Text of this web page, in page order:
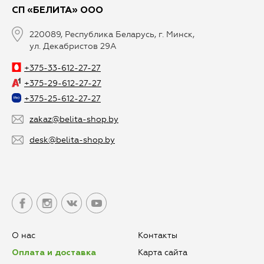
От 3 до 15 кг
Вид доставки
Стоимость доставки зависит от веса заказа:
до 1 кг 10.68 руб
shop@belita.by
СП «БЕЛИТА» ООО
220089, Республика Беларусь, г. Минск,
ул. Декабристов 29А
+375-33-612-27-27
+375-29-612-27-27
+375-25-612-27-27
zakaz@belita-shop.by
desk@belita-shop.by
О нас
Оплата и доставка
Контакты
Карта сайта